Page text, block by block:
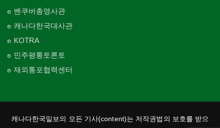
벤쿠버총영사관
캐나다한국대사관
KOTRA
민주평통토론토
재외통포협력센터
캐나다한국일보의 모든 기사(content)는 저작권법의 보호를 받으